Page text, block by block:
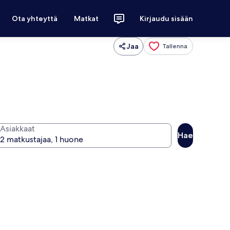
Ota yhteyttä Matkat Kirjaudu sisään
Jaa Tallenna
Asiakkaat
Hae